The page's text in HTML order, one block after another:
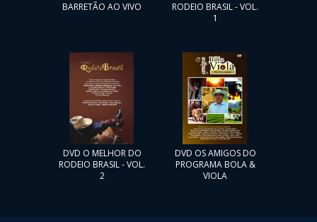
BARRETÃO AO VIVO
RODEIO BRASIL - VOL.
1
DVD O MELHOR DO
RODEIO BRASIL - VOL.
2
DVD OS AMIGOS DO
PROGRAMA BOLA &
VIOLA